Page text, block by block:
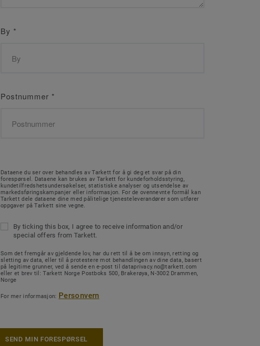
By *
Postnummer *
Dataene du ser over behandles av Tarkett for å gi deg et svar på din
forespørsel. Dataene kan brukes av Tarkett for kundeforholdsstyring,
kundetilfredshetsundersøkelser, statistiske analyser og utsendelse av
markedsføringskampanjer eller informasjon. For de ovennevnte formål kan
Tarkett dele dataene dine med pålitelige tjenesteleverandører som utfører
oppgaver på Tarkett sine vegne.
By ticking this box, I agree to receive information and/or
special offers from Tarkett.
Som det fremgår av gjeldende lov, har du rett til å be om innsyn, retting og
sletting av data, eller til å protestere mot behandlingen av dine data, basert
på legitime grunner, ved å sende en e-post til dataprivacy.no@tarkett.com
eller et brev til: Tarkett Norge Postboks 500, Brakerøya, N-3002 Drammen,
Norge
For mer informasjon: Personvern
SEND MIN FORESPØRSEL